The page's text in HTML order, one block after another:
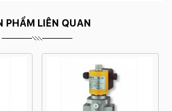
PHẨM LIÊN QUAN